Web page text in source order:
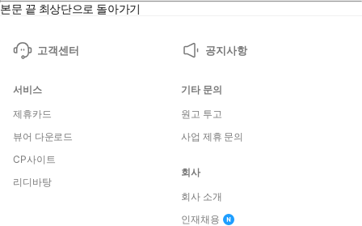
본문 끝 최상단으로 돌아가기
고객센터 공지사항
서비스
제휴카드
뷰어 다운로드
CP사이트
리디바탕
기타 문의
원고 투고
사업 제휴 문의
회사
회사 소개
인재채용